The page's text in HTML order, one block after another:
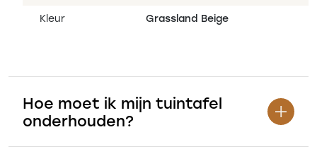
Kleur
Grassland Beige
Hoe moet ik mijn tuintafel
onderhouden?